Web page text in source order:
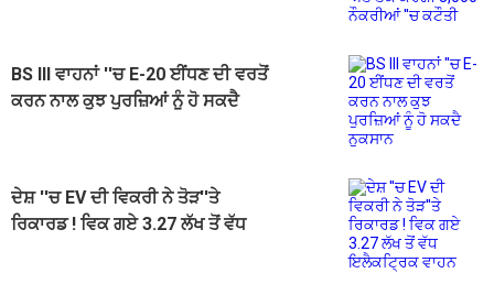
BS III ਵਾਹਨਾਂ ''ਚ E-20 ਈਂਧਣ ਦੀ ਵਰਤੋਂ
ਕਰਨ ਨਾਲ ਕੁਝ ਪੁਰਜ਼ਿਆਂ ਨੂੰ ਹੋ ਸਕਦੈ
ਦੇਸ਼ ''ਚ EV ਦੀ ਵਿਕਰੀ ਨੇ ਤੋੜ''ਤੇ
ਰਿਕਾਰਡ ! ਵਿਕ ਗਏ 3.27 ਲੱਖ ਤੋਂ ਵੱਧ